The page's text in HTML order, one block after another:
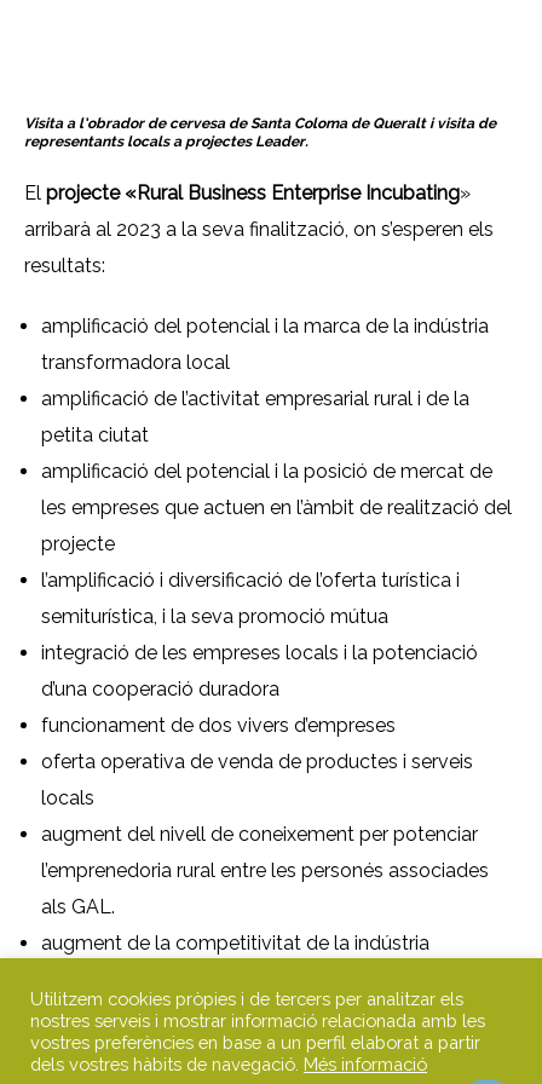
Visita a l’obrador de cervesa de Santa Coloma de Queralt i visita de
representants locals a projectes Leader.
El projecte «Rural Business Enterprise Incubating»
arribarà al 2023 a la seva finalització, on s’esperen els
resultats:
amplificació del potencial i la marca de la indústria
transformadora local
amplificació de l’activitat empresarial rural i de la
petita ciutat
amplificació del potencial i la posició de mercat de
les empreses que actuen en l’àmbit de realització del
projecte
l’amplificació i diversificació de l’oferta turística i
semiturística, i la seva promoció mútua
integració de les empreses locals i la potenciació
d’una cooperació duradora
funcionament de dos vivers d’empreses
oferta operativa de venda de productes i serveis
locals
augment del nivell de coneixement per potenciar
l’emprenedoria rural entre les personés associades
als GAL.
augment de la competitivitat de la indústria
respectives zones
formació d’usuaris de Vivers d’Aliments Rurals
Utilitzem cookies pròpies i de tercers per analitzar els
nostres serveis i mostrar informació relacionada amb les
vostres preferències en base a un perfil elaborat a partir
dels vostres hàbits de navegació. Més informació